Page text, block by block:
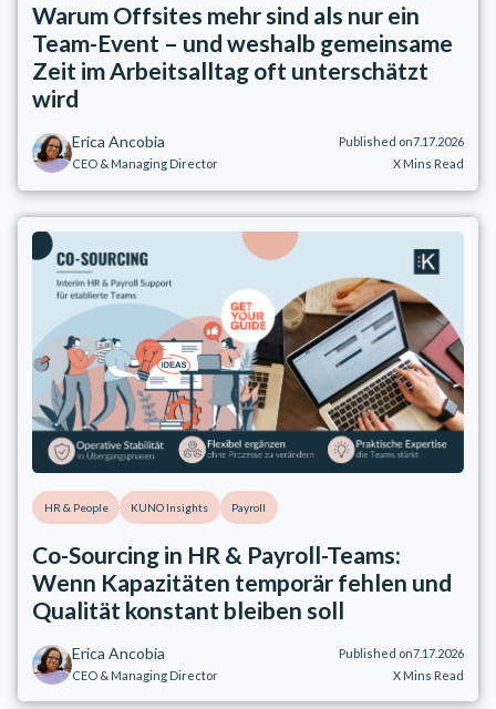
Warum Offsites mehr sind als nur ein
Team-Event – und weshalb gemeinsame
Zeit im Arbeitsalltag oft unterschätzt
wird
Erica Ancobia
CEO & Managing Director
Published on7.17.2026
XMins Read
HR & People KUNO Insights Payroll
Co-Sourcing in HR & Payroll-Teams:
Wenn Kapazitäten temporär fehlen und
Qualität konstant bleiben soll
Erica Ancobia
CEO & Managing Director
Published on7.17.2026
XMins Read